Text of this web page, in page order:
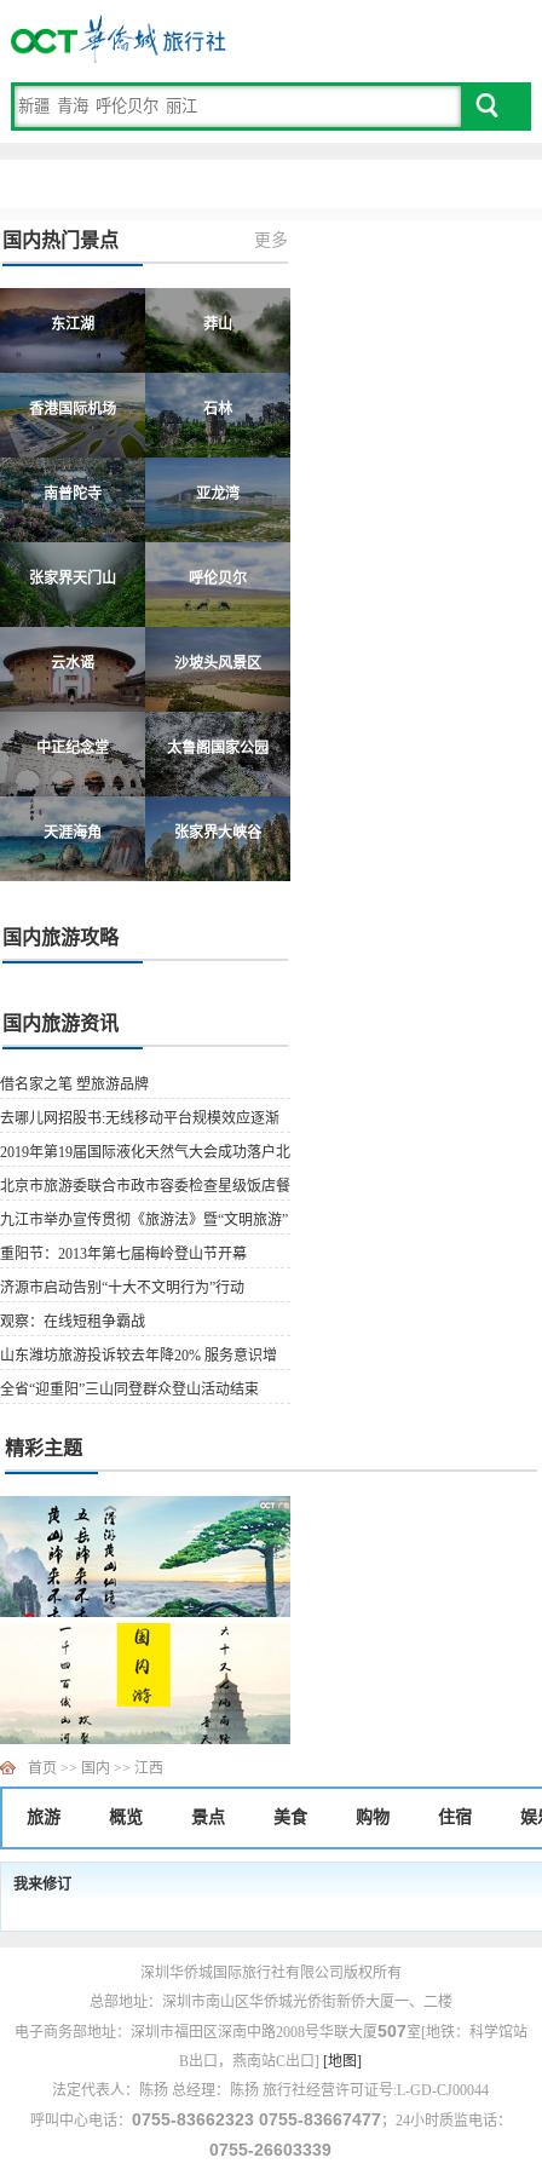
国内热门景点 更多
东江湖 莽山
香港国际机场 石林
南普陀寺 亚龙湾
张家界天门山 呼伦贝尔
云水谣 沙坡头风景区
中正纪念堂 太鲁阁国家公园
天涯海角 张家界大峡谷
国内旅游攻略
国内旅游资讯
借名家之笔 塑旅游品牌
去哪儿网招股书:无线移动平台规模效应逐渐
显露
2019年第19届国际液化天然气大会成功落户北
京
北京市旅游委联合市政市容委检查星级饭店餐
饮场所燃气...
九江市举办宣传贯彻《旅游法》暨“文明旅游”
宣传活动
重阳节：2013年第七届梅岭登山节开幕
济源市启动告别“十大不文明行为”行动
观察：在线短租争霸战
山东潍坊旅游投诉较去年降20% 服务意识增
强
全省“迎重阳”三山同登群众登山活动结束
精彩主题
首页 >> 国内 >> 江西
旅游 概览 景点 美食 购物 住宿 娱
我来修订
深圳华侨城国际旅行社有限公司版权所有
总部地址：深圳市南山区华侨城光侨街新侨大厦一、二楼
电子商务部地址：深圳市福田区深南中路2008号华联大厦507室[地铁：科学馆站
B出口，燕南站C出口] [地图]
法定代表人：陈扬 总经理：陈扬 旅行社经营许可证号:L-GD-CJ00044
呼叫中心电话： 0755-83662323 0755-83667477 ；24小时质监电话：
0755-26603339